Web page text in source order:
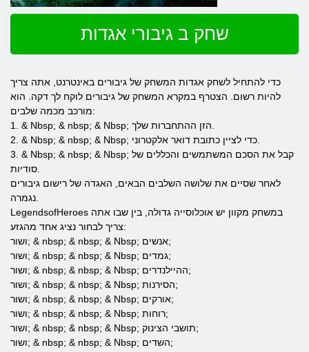
שחק ב גיבורי אגדות
כדי להתחיל לשחק אגדות המשחק של גיבורים באינטרנט, אתה צריך
להיות רשום. הצטרף במקרא המשחק של גיבורים לוקח לך דקה. הוא
מורכב מכמה שלבים:
3. & Nbsp; & nbsp; & Nbsp; קבל את הסכם המשתמשים והכללים של
לאחר שסיים את שלושה השלבים הבאים, האגדה של רישום גיבורים
LegendsofHeroes במשחק מקוון יש אוכלוסייה גדולה, בין שבו אתה
צריך לבחור נציג אחד מהגזע:
ושור; & nbsp; & nbsp; & Nbsp; אנשים;
ושור; & nbsp; & nbsp; & Nbsp; גמדים;
ושור; & nbsp; & nbsp; & Nbsp; ההיילנדרים;
ושור; & nbsp; & nbsp; & Nbsp; הסירנות;
ושור; & nbsp; & nbsp; & Nbsp; אורקים;
ושור; & nbsp; & nbsp; & Nbsp; רוחות;
ושור; & nbsp; & nbsp; & Nbsp; תושבי הצינוק;
ושור; & nbsp; & nbsp; & Nbsp; השדים;